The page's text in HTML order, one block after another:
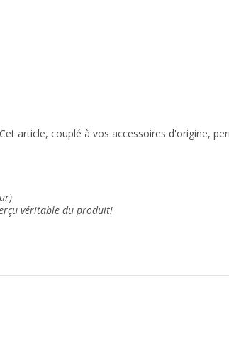
article, couplé à vos accessoires d'origine,
véritable du produit!